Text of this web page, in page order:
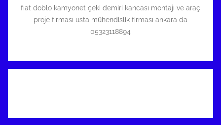
fıat doblo kamyonet çeki demiri kancası montajı ve araç
proje firması usta mühendislik firması ankara da
05323118894